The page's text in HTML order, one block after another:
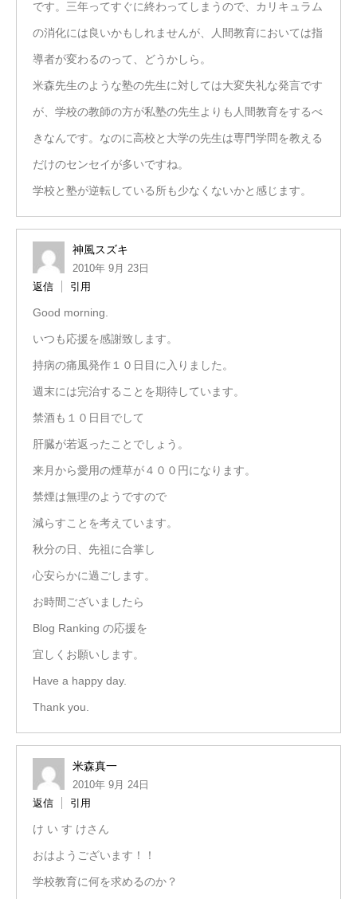
です。三年ってすぐに終わってしまうので、カリキュラム
の消化には良いかもしれませんが、人間教育においては指
導者が変わるのって、どうかしら。
米森先生のような塾の先生に対しては大変失礼な発言です
が、学校の教師の方が私塾の先生よりも人間教育をするべ
きなんです。なのに高校と大学の先生は専門学問を教える
だけのセンセイが多いですね。
学校と塾が逆転している所も少なくないかと感じます。
神風スズキ
2010年 9月 23日
返信
引用
Good morning.
いつも応援を感謝致します。
持病の痛風発作１０日目に入りました。
週末には完治することを期待しています。
禁酒も１０日目でして
肝臓が若返ったことでしょう。
来月から愛用の煙草が４００円になります。
禁煙は無理のようですので
減らすことを考えています。
秋分の日、先祖に合掌し
心安らかに過ごします。
お時間ございましたら
Blog Ranking の応援を
宜しくお願いします。
Have a happy day.
Thank you.
米森真一
2010年 9月 24日
返信
引用
け い す けさん
おはようございます！！
学校教育に何を求めるのか？